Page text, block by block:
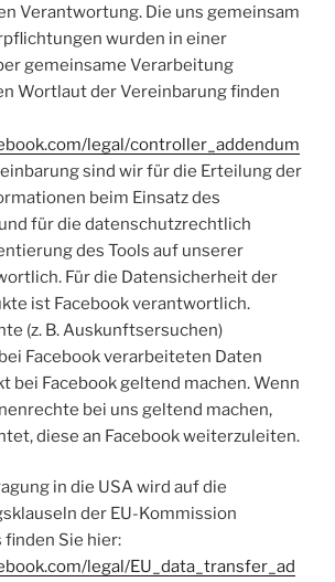
Verantwortung. Die uns gemeinsam
wurden in einer
gemeinsame Verarbeitung
Wortlaut der Vereinbarung finden
legal/controller_addendum
sind wir für die Erteilung der
beim Einsatz des
für die datenschutzrechtlich
des Tools auf unserer
Für die Datensicherheit der
ist Facebook verantwortlich.
(z. B. Auskunftsersuchen)
Facebook verarbeiteten Daten
bei Facebook geltend machen. Wenn
bei uns geltend machen,
diese an Facebook weiterzuleiten.
in die USA wird auf die
der EU-Kommission
Sie hier:
legal/EU_data_transfer_ad